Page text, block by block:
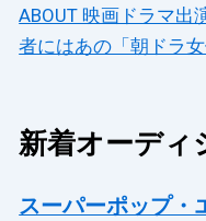
ABOUT 映画ドラマ出
者にはあの「朝ドラ
新着オーディ
スーパーポップ・